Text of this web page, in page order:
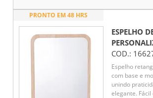
PRONTO EM 48 HRS
ESPELHO
COD.:
Espelho
com base e
unindo
elegante.